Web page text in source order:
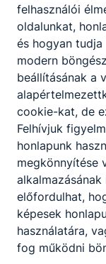
elvégzi
fizikai
minden
felhasználói
oldalunkat,
és hogyan
modern
beállításának a
cookie-kat, de
Felhívjuk
honlapunk
megkönnyítése
előfordulhat,
képesek
használatára,
fog működni